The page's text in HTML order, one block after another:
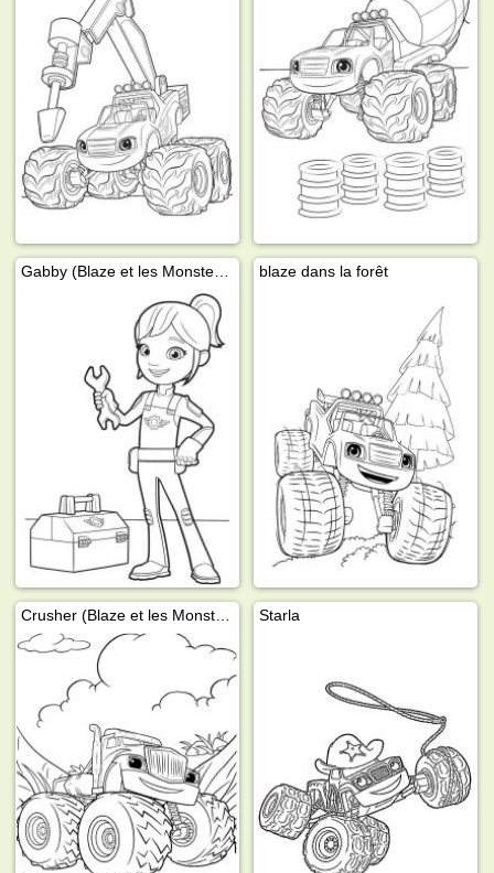
blaze dans la forêt
Starla